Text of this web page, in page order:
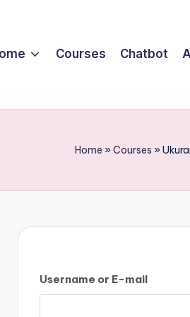
Courses Chatbot
Home »Courses »
Username or E-mail